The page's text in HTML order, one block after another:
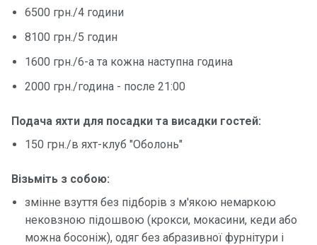
6500 грн./4 години
8100 грн./5 годин
1600 грн./6-а та кожна наступна година
2000 грн./година - после 21:00
Подача яхти для посадки та висадки гостей:
150 грн./в яхт-клуб "Оболонь"
Візьміть з собою:
змінне взуття без підборів з м'якою немаркою
нековзною підошвою (крокси, мокасини, кеди або
можна босоніж), одяг без абразивної фурнітури і